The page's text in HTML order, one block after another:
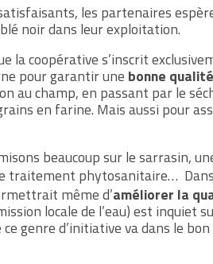
les partenaires
noir dans leur exploitation.
la coopérative s’inscrit
pour garantir une bonne
au champ, en passant par le
en farine. Mais aussi pour
beaucoup sur le sarrasin,
traitement phytosanitaire…
même d’améliorer la
locale de l’eau) est inquiet
genre d’initiative va dans le bon